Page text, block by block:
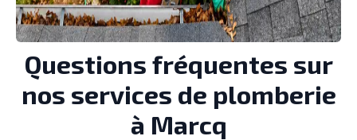
Questions fréquentes sur
nos services de plomberie
à Marcq